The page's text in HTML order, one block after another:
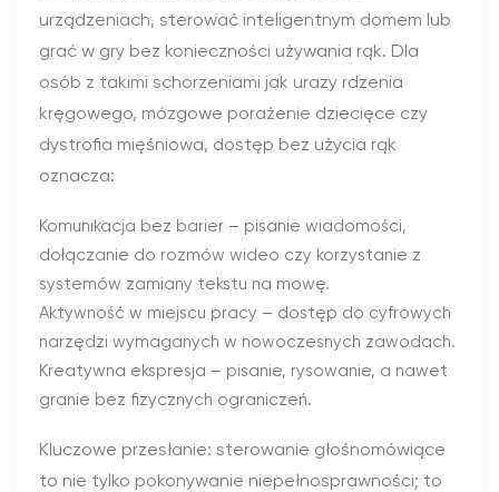
urządzeniach, sterować inteligentnym domem lub
grać w gry bez konieczności używania rąk. Dla
osób z takimi schorzeniami jak urazy rdzenia
kręgowego, mózgowe porażenie dziecięce czy
dystrofia mięśniowa, dostęp bez użycia rąk
oznacza:
Komunikacja bez barier – pisanie wiadomości,
dołączanie do rozmów wideo czy korzystanie z
systemów zamiany tekstu na mowę.
Aktywność w miejscu pracy – dostęp do cyfrowych
narzędzi wymaganych w nowoczesnych zawodach.
Kreatywna ekspresja – pisanie, rysowanie, a nawet
granie bez fizycznych ograniczeń.
Kluczowe przesłanie: sterowanie głośnomówiące
to nie tylko pokonywanie niepełnosprawności; to